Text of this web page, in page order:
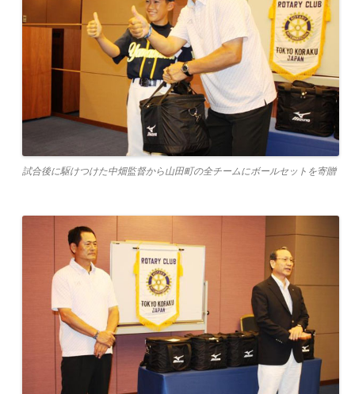
試合後に駆けつけた中畑監督から山田町の全チームにボールセットを寄贈